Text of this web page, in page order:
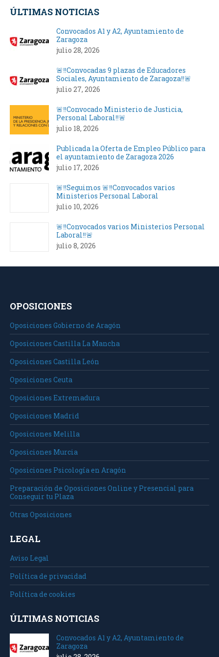
ÚLTIMAS NOTICIAS
Convocados A1 y A2, Ayuntamiento de
Zaragoza
julio 28, 2026
🚨‼️Convocadas 9 plazas de Educadores
Sociales, Ayuntamiento de Zaragoza‼️🚨
julio 27, 2026
🚨‼️Convocado Ministerio de Justicia,
Personal Laboral‼️🚨
julio 18, 2026
Publicada la Oferta de Empleo Público para
el ayuntamiento de Zaragoza 2026
julio 17, 2026
🚨‼️Seguimos 🚨‼️Convocados varios
Ministerios Personal Laboral
julio 10, 2026
🚨‼️Convocados varios Ministerios Personal
Laboral‼️🚨
julio 8, 2026
OPOSICIONES
Oposiciones Gobierno de Aragón
Oposiciones Castilla La Mancha
Oposiciones Castilla León
Oposiciones Ceuta
Oposiciones Extremadura
Oposiciones Madrid
Oposiciones Melilla
Oposiciones Murcia
Oposiciones Psicología en Aragón
Preparación de Oposiciones Online y Presencial para
Conseguir tu Plaza
Otras Oposiciones
LEGAL
Aviso Legal
Política de privacidad
Política de cookies
ÚLTIMAS NOTICIAS
Convocados A1 y A2, Ayuntamiento de
Zaragoza